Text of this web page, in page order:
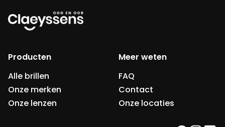
Producten
Alle brillen
Onze merken
Onze lenzen
Meer weten
FAQ
Contact
Onze locaties